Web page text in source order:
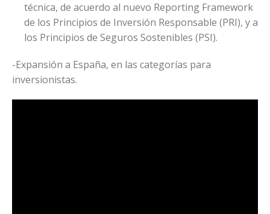
técnica, de acuerdo al nuevo Reporting Framework
de los Principios de Inversión Responsable (PRI), y a
los Principios de Seguros Sostenibles (PSI).
-Expansión a España, en las categorías para
inversionistas.